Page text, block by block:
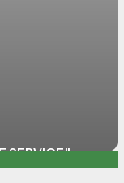
SERVICE"